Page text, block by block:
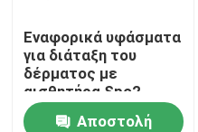
Μας ελάτε σε επαφή με
Ειδήσεις
Εναφορικά υφάσματα
για διάταξη του
δέρματος με
αισθητήρα Spo2
Αποστολή